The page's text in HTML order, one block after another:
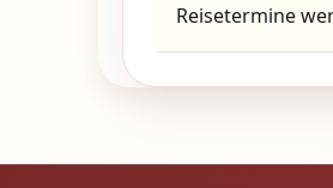
Mitbringen von
Die Zahlung
Reisetermine